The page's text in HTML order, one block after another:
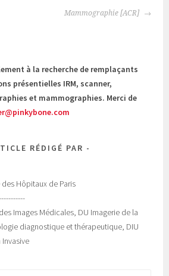
Mammographie [ACR]
à la recherche de remplaçants
présentielles IRM, scanner,
et mammographies. Merci de
RÉDIGÉ PAR
Hôpitaux de Paris
Images Médicales, DU Imagerie de la
diagnostique et thérapeutique, DIU